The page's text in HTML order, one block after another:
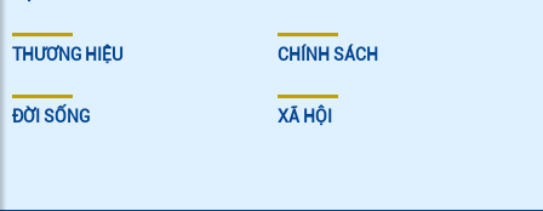
THƯƠNG HIỆU CHÍNH SÁCH
ĐỜI SỐNG XÃ HỘI